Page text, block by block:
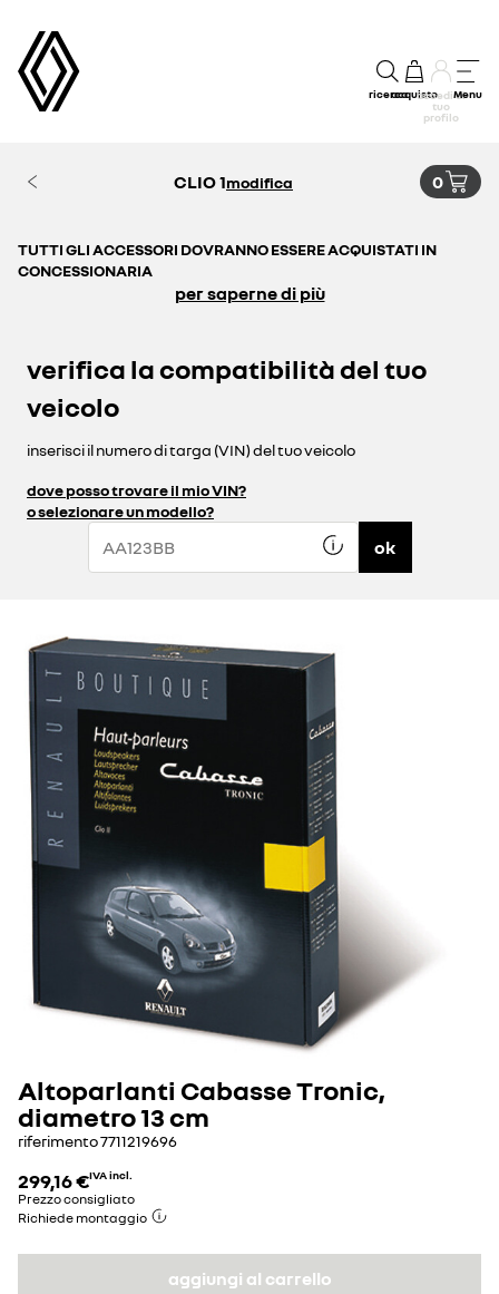
ricercaacquistoaccedi al
tuo
profilo
Menu
CLIO 1modifica 0
TUTTI GLI ACCESSORI DOVRANNO ESSERE ACQUISTATI IN
CONCESSIONARIA
per saperne di più
verifica la compatibilità del tuo
veicolo
inserisci il numero di targa (VIN) del tuo veicolo
dove posso trovare il mio VIN?
o selezionare un modello?
ok
Altoparlanti Cabasse Tronic,
diametro 13 cm
riferimento7711219696
299,16 €IVA incl.
Prezzo consigliato
Richiede montaggio
aggiungi al carrello